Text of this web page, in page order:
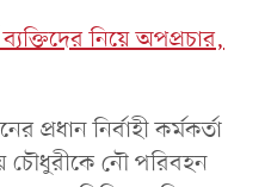
ব্যক্তিদের নিয়ে অপপ্রচার,
প্রধান নির্বাহী কর্মকর্তা
চৌধুরীকে নৌ পরিবহন